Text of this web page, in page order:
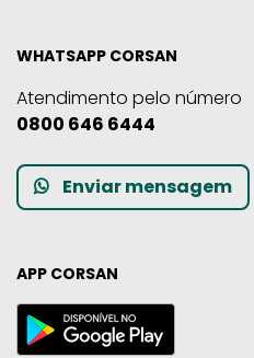
WHATSAPP CORSAN
Atendimento pelo número
0800 646 6444
Enviar mensagem
APP CORSAN